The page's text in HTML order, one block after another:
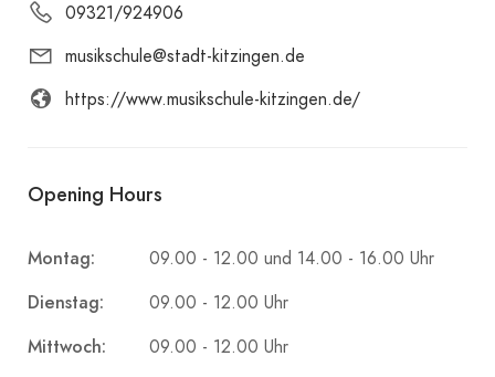
09321/924906
musikschule@stadt-kitzingen.de
https://www.musikschule-kitzingen.de/
Opening Hours
Montag: 09.00 - 12.00 und 14.00 - 16.00 Uhr
Dienstag: 09.00 - 12.00 Uhr
Mittwoch: 09.00 - 12.00 Uhr